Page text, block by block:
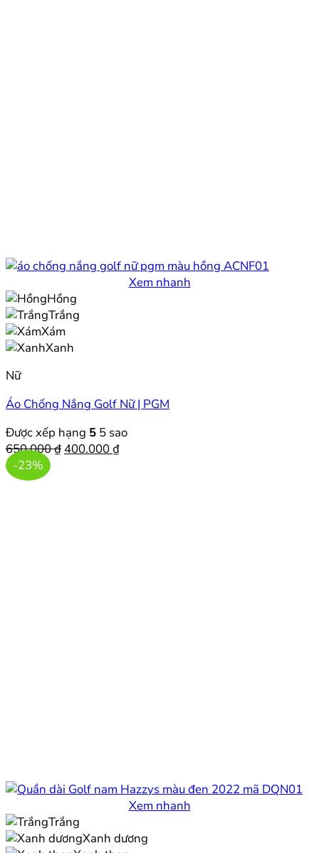
Xem nhanh
Hồng
Trắng
Xám
Xanh
Nữ
Áo Chống Nắng Golf Nữ | PGM
Được xếp hạng 5 5 sao
650.000₫ Giá
400.000 ₫Giá
-23%
Xem nhanh
Trắng
Xanh dương